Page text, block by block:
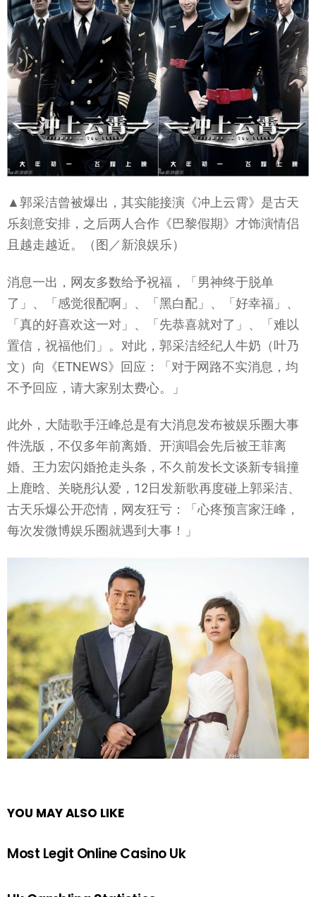
▲郭采洁曾被爆出，其实能接演《冲上云霄》是古天
乐刻意安排，之后两人合作《巴黎假期》才饰演情侣
且越走越近。（图／新浪娱乐）
消息一出，网友多数给予祝福，「男神终于脱单
了」、「感觉很配啊」、「黑白配」、「好幸福」、
「真的好喜欢这一对」、「先恭喜就对了」、「难以
置信，祝福他们」。对此，郭采洁经纪人牛奶（叶乃
文）向《ETNEWS》回应：「对于网路不实消息，均
不予回应，请大家别太费心。」
此外，大陆歌手汪峰总是有大消息发布被娱乐圈大事
件洗版，不仅多年前离婚、开演唱会先后被王菲离
婚、王力宏闪婚抢走头条，不久前发长文谈新专辑撞
上鹿晗、关晓彤认爱，12日发新歌再度碰上郭采洁、
古天乐爆公开恋情，网友狂亏：「心疼预言家汪峰，
每次发微博娱乐圈就遇到大事！」
YOU MAY ALSO LIKE
Most Legit Online Casino Uk